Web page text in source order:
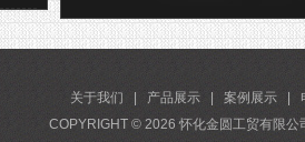
关于我们 产品展示 案例展示
COPYRIGHT ©2026 怀化金圆工贸有限